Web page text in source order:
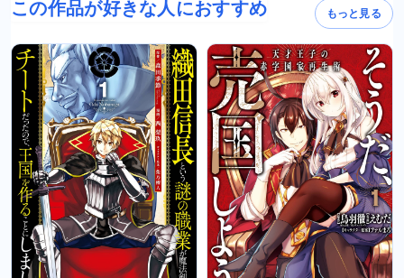
この作品が好きな人におすすめ もっと見る